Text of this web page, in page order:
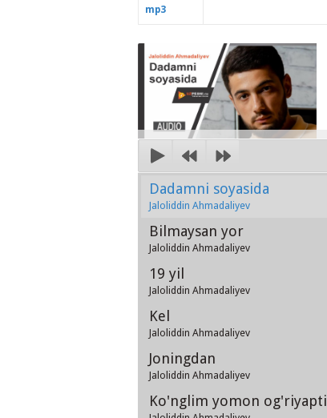
mp3
Dadamni soyasida
Jaloliddin Ahmadaliyev
Bilmaysan yor
Jaloliddin Ahmadaliyev
19 yil
Jaloliddin Ahmadaliyev
Kel
Jaloliddin Ahmadaliyev
Joningdan
Jaloliddin Ahmadaliyev
Ko'nglim yomon og'riyapti